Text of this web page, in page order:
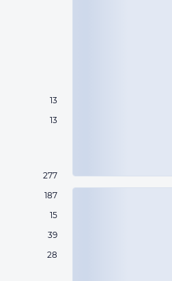
13
13
277
187
15
39
28